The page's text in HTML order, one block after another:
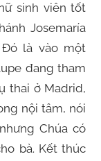
sinh viên tốt
Josemaría
Đó là vào một
đang tham
thai ở Madrid,
nội tâm, nói
Chúa có
bà. Kết thúc